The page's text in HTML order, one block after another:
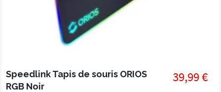
Speedlink Tapis de souris ORIOS
RGB Noir
39,99 €